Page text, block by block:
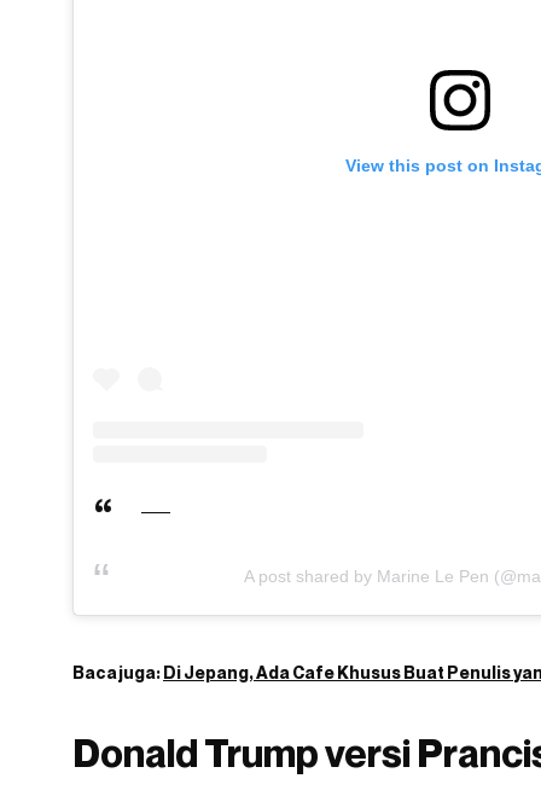
View this post on
A post shared by Marine Le Pen
Baca juga:Di Jepang, Ada Cafe Khusus Buat Penulis
Donald Trump versi